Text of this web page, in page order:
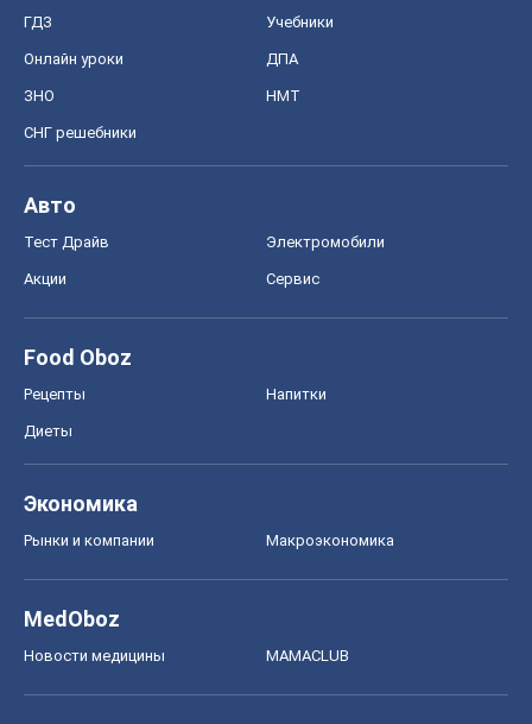
ГДЗ Учебники
Онлайн уроки ДПА
ЗНО НМТ
СНГ решебники
Авто
Тест Драйв Электромобили
Акции Сервис
Food Oboz
Рецепты Напитки
Диеты
Экономика
Рынки и компании Mакроэкономика
MedOboz
Новости медицины MAMACLUB